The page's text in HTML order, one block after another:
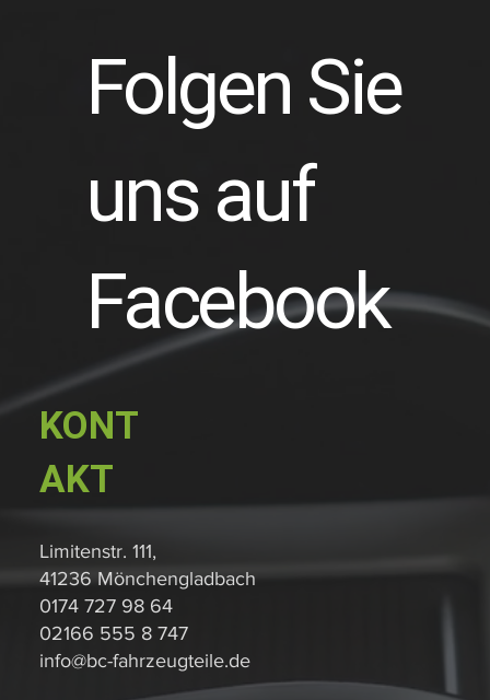
Folgen Sie
uns auf
Facebook
KONT
AKT
Limitenstr. 111,
41236 Mönchengladbach
0174 727 98 64
02166 555 8 747
info@bc-fahrzeugteile.de